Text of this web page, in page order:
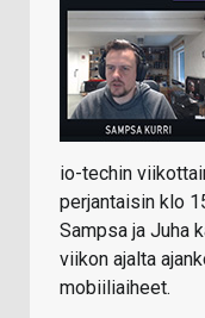
io-techin
perjantaisin klo
Sampsa ja Juha
viikon ajalta
mobiiliaiheet.